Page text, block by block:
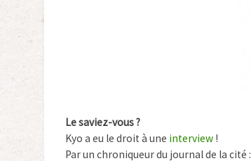
Le saviez-vous ?
Kyo a eu le droit à une interview !
Par un chroniqueur du journal de la cité :